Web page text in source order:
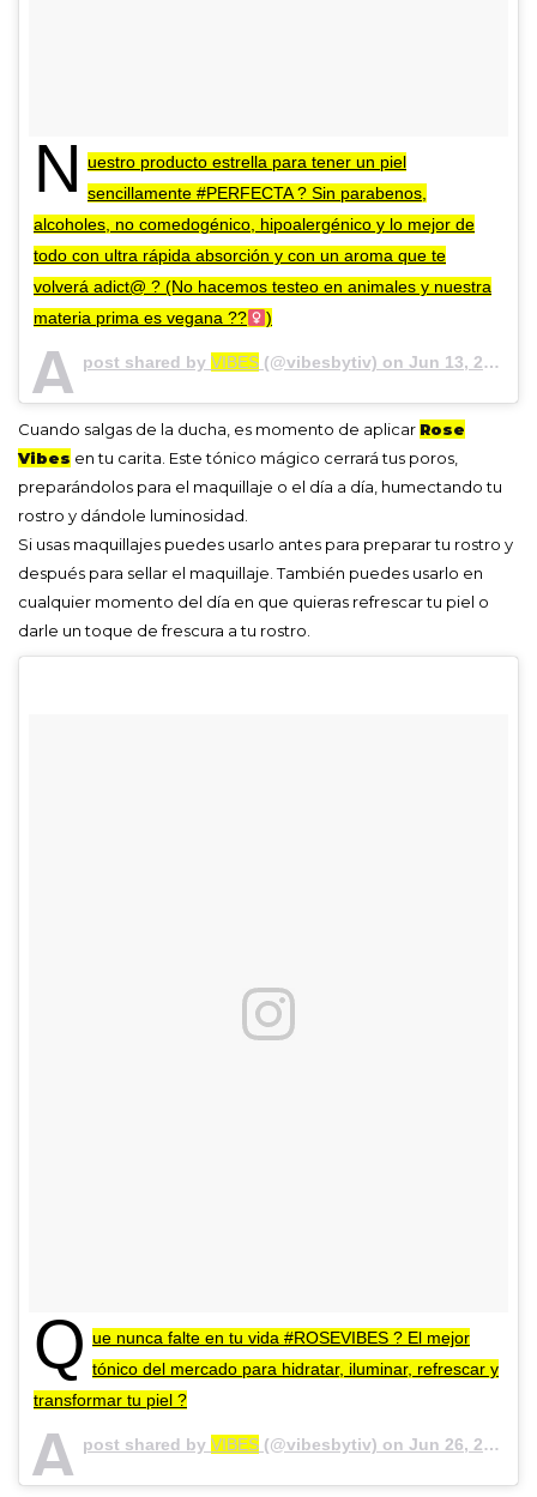
N uestro producto estrella para tener un piel
sencillamente #PERFECTA ? Sin parabenos,
alcoholes, no comedogénico, hipoalergénico y lo mejor de
todo con ultra rápida absorción y con un aroma que te
volverá adict@ ? (No hacemos testeo en animales y nuestra
materia prima es vegana ??‍
)
A post shared by VIBES (@vibesbytiv) on Jun 13, 2018 at 1:57pm PDT
Cuando salgas de la ducha, es momento de aplicar Rose
Vibes en tu carita. Este tónico mágico cerrará tus poros,
preparándolos para el maquillaje o el día a día, humectando tu
rostro y dándole luminosidad.
Si usas maquillajes puedes usarlo antes para preparar tu rostro y
después para sellar el maquillaje. También puedes usarlo en
cualquier momento del día en que quieras refrescar tu piel o
darle un toque de frescura a tu rostro.
Q ue nunca falte en tu vida #ROSEVIBES ? El mejor
tónico del mercado para hidratar, iluminar, refrescar y
transformar tu piel ?
A post shared by VIBES (@vibesbytiv) on Jun 26, 2018 at 8:27am PDT